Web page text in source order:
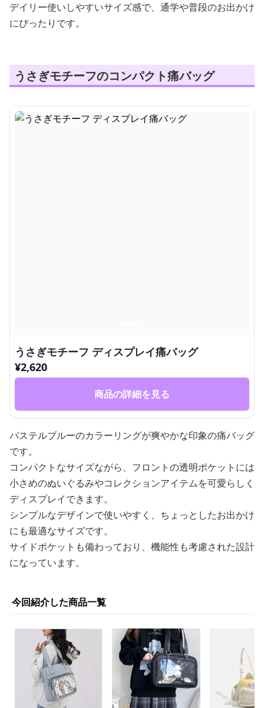
デイリー使いしやすいサイズ感で、通学や普段のお出かけ
にぴったりです。
うさぎモチーフのコンパクト痛バッグ
うさぎモチーフ ディスプレイ痛バッグ
¥2,620
商品の詳細を見る
パステルブルーのカラーリングが爽やかな印象の痛バッグ
です。
コンパクトなサイズながら、フロントの透明ポケットには
小さめのぬいぐるみやコレクションアイテムを可愛らしく
ディスプレイできます。
シンプルなデザインで使いやすく、ちょっとしたお出かけ
にも最適なサイズです。
サイドポケットも備わっており、機能性も考慮された設計
になっています。
今回紹介した商品一覧